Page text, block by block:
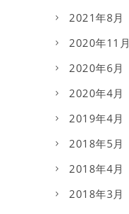
2021年8月
2020年11月
2020年6月
2020年4月
2019年4月
2018年5月
2018年4月
2018年3月